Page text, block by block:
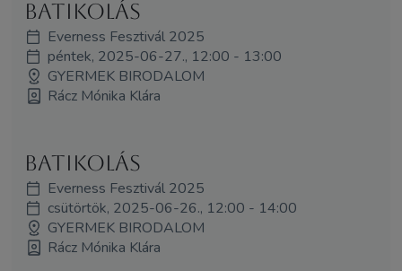
BATIKOLÁS
Everness Fesztivál 2025
péntek, 2025-06-27., 12:00 - 13:00
GYERMEK BIRODALOM
Rácz Mónika Klára
Batikolás
Everness Fesztivál 2025
csütörtök, 2025-06-26., 12:00 - 14:00
GYERMEK BIRODALOM
Rácz Mónika Klára